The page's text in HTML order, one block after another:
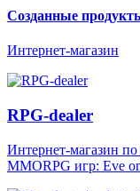
Созданные
Интернет-магазин
RPG-dealer
Интернет-магазин
MMORPG игр: Eve